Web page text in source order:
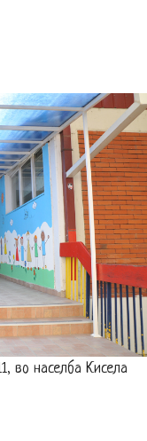
во населба Кисела